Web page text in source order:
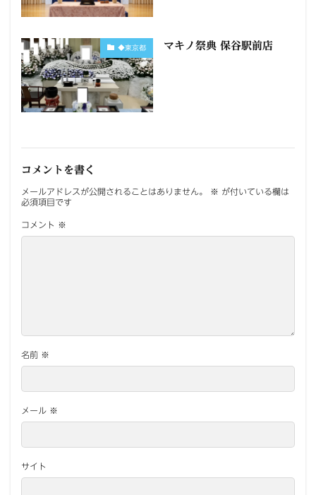
◆東京都 マキノ祭典 保谷駅前店
コメントを書く
メールアドレスが公開されることはありません。 ※ が付いている欄は
必須項目です
コメント ※
名前 ※
メール ※
サイト